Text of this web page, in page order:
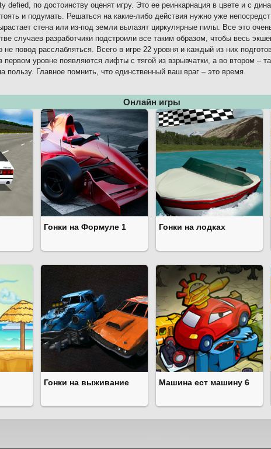
defied, по достоинству оценят игру. Это ее реинкарнация в цвете и с
и подумать. Решаться на какие-либо действия нужно уже
стена или из-под земли вылазят циркулярные пилы. Все это
случаев разработчики подстроили все таким образом, чтобы весь
не повод расслабляться. Всего в игре 22 уровня и каждый из них
первом уровне появляются лифты с тягой из взрывчатки, а во втором –
пользу. Главное помнить, что единственный ваш враг – это время.
Онлайн игры
Гонки на Формуле 1 Гонки на лодках
Гонки на выживание Машина ест машину 6